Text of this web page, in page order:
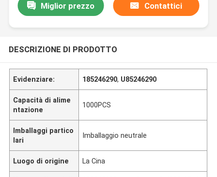
Miglior prezzo Contattici
DESCRIZIONE DI PRODOTTO
Evidenziare: 185246290, U85246290
Capacità di alime
ntazione
1000PCS
Imballaggi partico
lari
Imballaggio neutrale
Luogo di origine La Cina